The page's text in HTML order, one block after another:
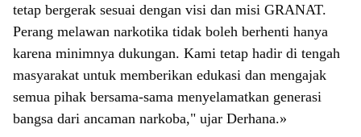
tetap bergerak sesuai dengan visi dan misi GRANAT.
Perang melawan narkotika tidak boleh berhenti hanya
karena minimnya dukungan. Kami tetap hadir di tengah
masyarakat untuk memberikan edukasi dan mengajak
semua pihak bersama-sama menyelamatkan generasi
bangsa dari ancaman narkoba," ujar Derhana.»